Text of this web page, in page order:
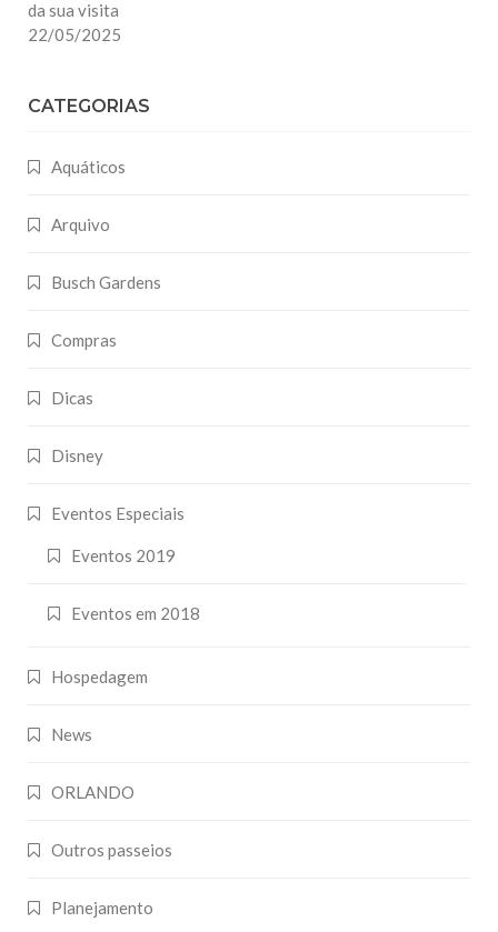
da sua visita
22/05/2025
CATEGORIAS
Aquáticos
Arquivo
Busch Gardens
Compras
Dicas
Disney
Eventos Especiais
Eventos 2019
Eventos em 2018
Hospedagem
News
ORLANDO
Outros passeios
Planejamento